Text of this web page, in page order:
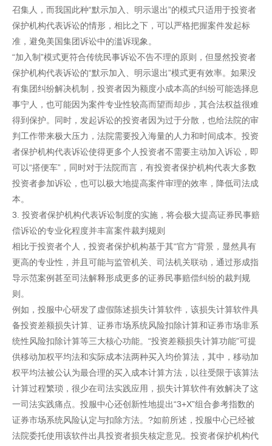
召集人，而我国此种“默示加入、明示退出”的模式只适用于投资者
保护机构代表诉讼的情形，相比之下，可以严格把握案件发起标
准，避免美国集团诉讼中的滥诉现象。
“加入制”模式更符合传统民事诉讼不告不理的原则，但显然投资者
保护机构代表诉讼的“默示加入、明示退出”模式更有效率。如果没
有集团纠纷解决机制，投资者因为额度小成本高的纠纷可能选择息
事宁人，也可能因为案件专业性较高而望而却步，其合法权益很难
得到保护。同时，发起诉讼的投资者因为过于分散，也给法院的审
判工作带来极大压力，法院需要投入海量的人力和时间成本。投资
者保护机构代表诉讼使得更多个人投资者不需要主动加入诉讼，即
可以“搭便车”，同时对于法院而言，有投资者保护机构代表大多数
投资者参加诉讼，也可以极大地提高案件审理的效率，降低司法成
本。
3. 投资者保护机构代表诉讼制度的实施，将会极大提高证券民事赔
偿诉讼的专业化程度并丰富案件裁判规则
相比于投资者个人，投资者保护机构基于其“官方”背景，显然具有
更高的专业性，并且可能与监管机关、司法机关联动，通过形成指
导示范案例甚至司法解释形成更多的证券民事赔偿纠纷的裁判规
则。
例如，投服中心研发了虚假陈述损失计算软件，该损失计算软件具
备投资差额损失计算、证券市场系统风险扣除计算和证券市场非系
统性风险扣除计算等三大核心功能。“投资差额损失计算功能”可提
供移动加权平均法和实际成本法两种买入均价算法，其中，移动加
权平均法被公认为最合理的买入成本计算方法，以往受限于该算法
计算过程繁琐，很少在司法实践应用，损失计算软件有效解决了这
一司法实践痛点。投服中心还创新性地提出“3+X”组合参考指数的
证券市场系统风险认定与扣除方法。?如前所述，投服中心已经被
法院委托使用该软件出具投资者损失核定意见。投资者保护机构代